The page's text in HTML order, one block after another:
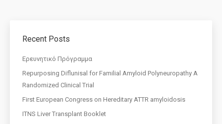
Recent Posts
Eρευνητικό Πρόγραμμα
Repurposing Diflunisal for Familial Amyloid Polyneuropathy A
Randomized Clinical Trial
First European Congress on Hereditary ATTR amyloidosis
ITNS Liver Transplant Booklet